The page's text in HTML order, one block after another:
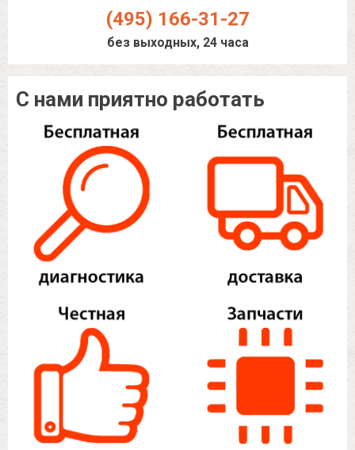
(495) 166-31-27
без выходных, 24 часа
С нами приятно работать